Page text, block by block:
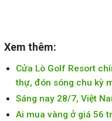
Xem thêm:
Cửa Lò Golf Resort
thự, đón sóng chu kỳ
Sáng nay 28/7, Việt
Ai mua vàng ở giá 56